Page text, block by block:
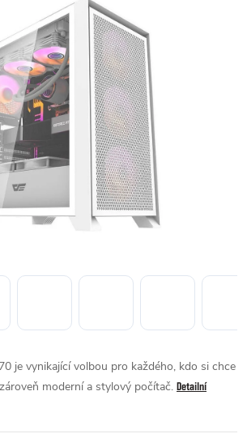
je vynikající volbou pro každého, kdo si chce
moderní a stylový počítač. Detailní